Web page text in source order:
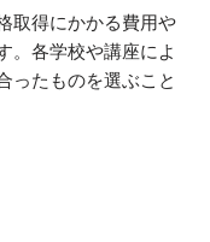
取得にかかる費用や
。各学校や講座によ
ったものを選ぶこと